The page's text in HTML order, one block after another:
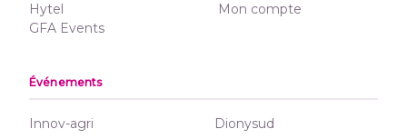
Hytel
GFA Events
Mon compte
Événements
Innov-agri Dionysud